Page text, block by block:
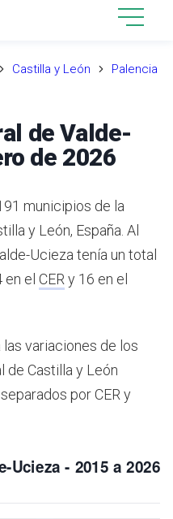
Castilla y León
Palencia
de Valde-
de 2026
municipios de la
y León, España. Al
Ucieza tenía un total
en el CER y 16 en el
variaciones de los
de Castilla y León
por CER y